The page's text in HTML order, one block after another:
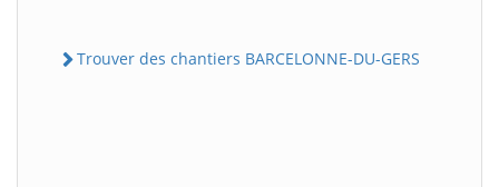
Trouver des chantiers BARCELONNE-DU-GERS